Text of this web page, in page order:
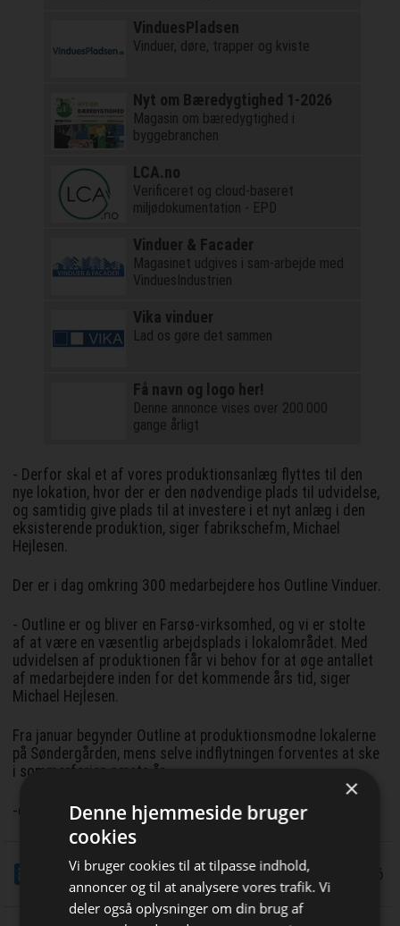
VinduesPladsen
Vinduer, døre, trapper og kviste
Nyt om Bæredygtighed 1-2026
Magasin om bæredygtighed i
byggebranchen
LCA.no
Verificeret og cloud-baseret
miljødokumentation - EPD
Vinduer & Facader
Magasinet udgives i sam-arbejde med
VinduesIndustrien
Vika vinduer
Lad os gøre det sammen
Få navn og logo her!
Denne annonce vises over 200.000
gange årligt
- Derfor skal et af vores produktionsanlæg flyttes til den
nye lokation, hvor der er den nødvendige plads til udvidelse,
og samtidig give plads til at investere i et nyt anlæg i den
eksisterende produktion, siger fabrikschefm, Michael
Hejlesen.
Der er i dag omkring 300 medarbejdere hos Outline Vinduer.
- Outline er og bliver en Farsø-virksomhed, og vi er stolte
af at være en væsentlig arbejdsplads i lokalområdet. Med
udvidelsen af produktionen får vi behov for at øge antallet
af medarbejdere inden for det kommende års tid, siger
Michael Hejlesen.
Fra januar begynder Outline at produktionsmodne lokalerne
på Søndergården, mens selve indflytningen forventes at ske
i sommerferien næste år.
-dc
LinkedIn
Del 2/6 2026
×
Denne hjemmeside bruger
cookies
Vi bruger cookies til at tilpasse indhold,
annoncer og til at analysere vores trafik. Vi
deler også oplysninger om din brug af